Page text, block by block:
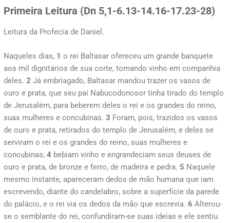
Primeira Leitura (Dn 5,1-6.13-14.16-17.23-28)
Leitura da Profecia de Daniel.
Naqueles dias, 1 o rei Baltasar ofereceu um grande banquete
aos mil dignitários de sua corte, tomando vinho em companhia
deles. 2 Já embriagado, Baltasar mandou trazer os vasos de
ouro e prata, que seu pai Nabucodonosor tinha tirado do templo
de Jerusalém, para beberem deles o rei e os grandes do reino,
suas mulheres e concubinas. 3 Foram, pois, trazidos os vasos
de ouro e prata, retirados do templo de Jerusalém, e deles se
serviram o rei e os grandes do reino, suas mulheres e
concubinas; 4 bebiam vinho e engrandeciam seus deuses de
ouro e prata, de bronze e ferro, de madeira e pedra. 5 Naquele
mesmo instante, apareceram dedos de mão humana que iam
escrevendo, diante do candelabro, sobre a superfície da parede
do palácio, e o rei via os dedos da mão que escrevia. 6 Alterou-
se o semblante do rei, confundiram-se suas ideias e ele sentiu